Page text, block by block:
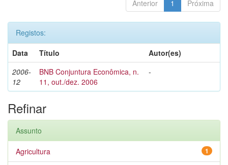
Anterior 1 Próxima
Registos:
Data
Título
Autor(es)
2006-
12
BNB Conjuntura Econômica, n.
11, out./dez. 2006
-
Refinar
Assunto
1
Agricultura